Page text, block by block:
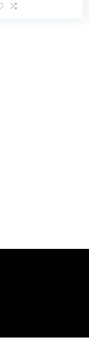
Compatibel